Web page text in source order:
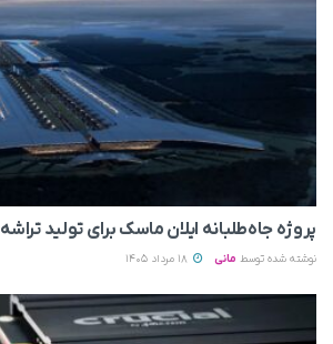
پروژه جاه‌طلبانه ایلان ماسک برای تولید تراشه
نوشته شده توسط مانی